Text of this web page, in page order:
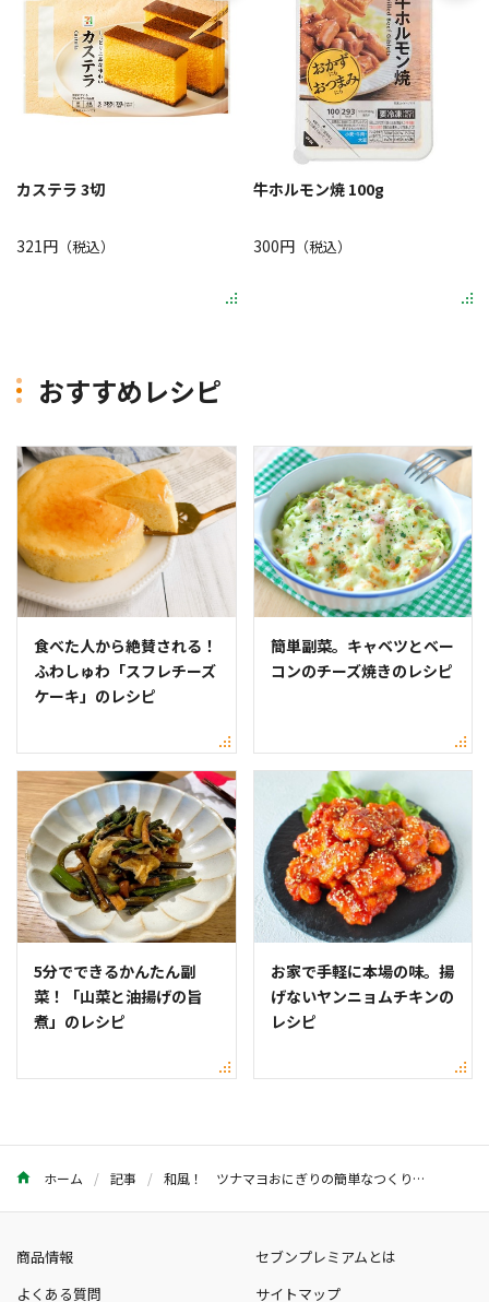
カステラ 3切
321円 （税込）
牛ホルモン焼 100g
300円（税込）
おすすめレシピ
食べた人から絶賛される！
ふわしゅわ「スフレチーズ
ケーキ」のレシピ
簡単副菜。キャベツとベー
コンのチーズ焼きのレシピ
5分でできるかんたん副
菜！「山菜と油揚げの旨
煮」のレシピ
お家で手軽に本場の味。揚
げないヤンニョムチキンの
レシピ
ホーム 記事 和風！ ツナマヨおにぎりの簡単なつくり方・レシピ
商品情報
セブンプレミアムとは
よくある質問
サイトマップ